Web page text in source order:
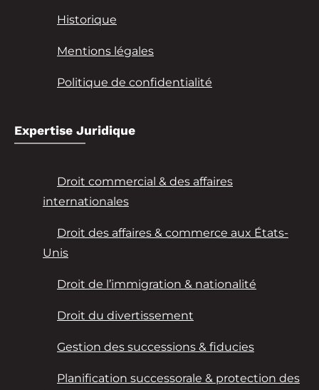
Historique
Mentions légales
Politique de confidentialité
Expertise Juridique
Droit commercial & des affaires
internationales
Droit des affaires & commerce aux États-
Unis
Droit de l’immigration & nationalité
Droit du divertissement
Gestion des successions & fiducies
Planification successorale & protection des